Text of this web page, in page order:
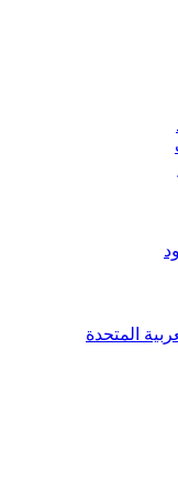
المتحدة